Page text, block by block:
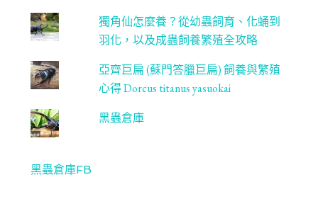
獨角仙怎麼養？從幼蟲飼育、化蛹到
羽化，以及成蟲飼養繁殖全攻略
亞齊巨扁 (蘇門答臘巨扁) 飼養與繁殖
心得 Dorcus titanus yasuokai
黑蟲倉庫
黑蟲倉庫FB